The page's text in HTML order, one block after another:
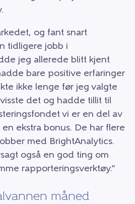
og fant snart
tidligere jobb i
jeg allerede blitt kjent
bare positive erfaringer
ikke lenge før jeg valgte
det og hadde tillit til
vi er en del av
ekstra bonus. De har flere
med BrightAnalytics.
også en god ting om
rapporteringsverktøy.”
måned